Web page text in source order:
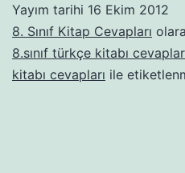
Yayım tarihi 16 Ekim 2012
8. Sınıf Kitap Cevapları
8.sınıf türkçe kitabı
kitabı cevapları ile